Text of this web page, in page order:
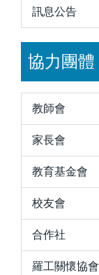
訊息公告
協力團體
教師會
家長會
教育基金會
校友會
合作社
羅工關懷協會